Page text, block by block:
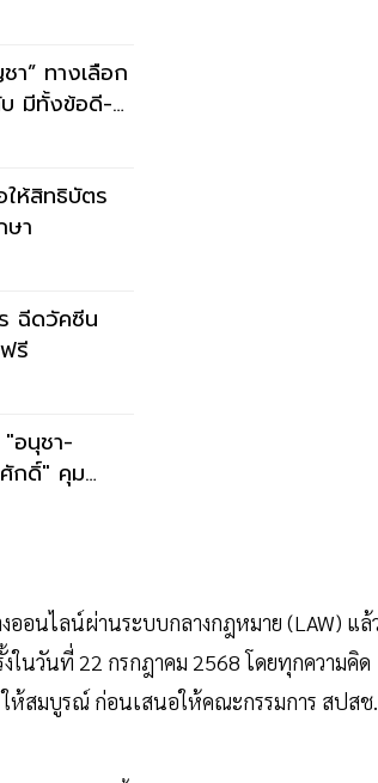
” ทางเลือก
มีทั้งข้อดี-
ให้สิทธิบัตร
า
ฉีดวัคซีน
รี
อนุชา-
กดิ์" คุม
ออนไลน์ผ่านระบบกลางกฎหมาย (LAW) แล้
ในวันที่ 22 กรกฎาคม 2568 โดยทุกความคิด
ห้สมบูรณ์ ก่อนเสนอให้คณะกรรมการ สปสช.